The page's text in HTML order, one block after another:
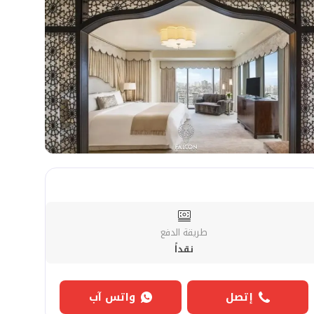
طريقة الدفع
نقداً
إتصل واتس آب